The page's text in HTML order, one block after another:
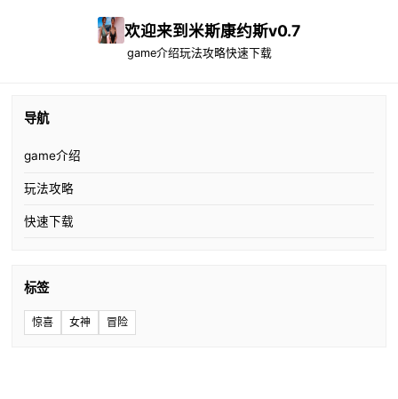
欢迎来到米斯康约斯v0.7
game介绍玩法攻略快速下载
导航
game介绍
玩法攻略
快速下载
标签
惊喜 女神 冒险